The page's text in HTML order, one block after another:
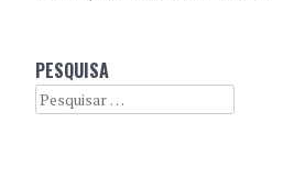
PESQUISA
Search